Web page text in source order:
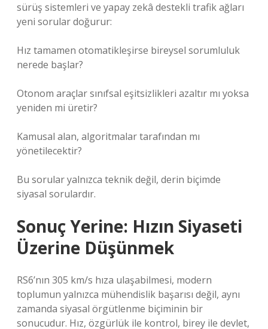
sürüş sistemleri ve yapay zekâ destekli trafik ağları
yeni sorular doğurur:
Hız tamamen otomatikleşirse bireysel sorumluluk
nerede başlar?
Otonom araçlar sınıfsal eşitsizlikleri azaltır mı yoksa
yeniden mi üretir?
Kamusal alan, algoritmalar tarafından mı
yönetilecektir?
Bu sorular yalnızca teknik değil, derin biçimde
siyasal sorulardır.
Sonuç Yerine: Hızın Siyaseti
Üzerine Düşünmek
RS6’nın 305 km/s hıza ulaşabilmesi, modern
toplumun yalnızca mühendislik başarısı değil, aynı
zamanda siyasal örgütlenme biçiminin bir
sonucudur. Hız, özgürlük ile kontrol, birey ile devlet,